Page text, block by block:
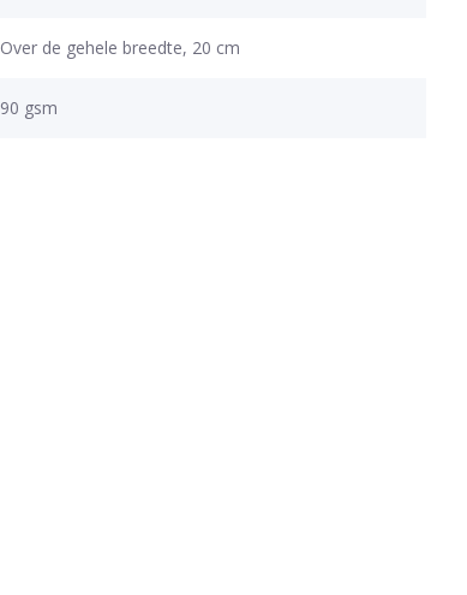
Over de gehele breedte, 20 cm
90 gsm